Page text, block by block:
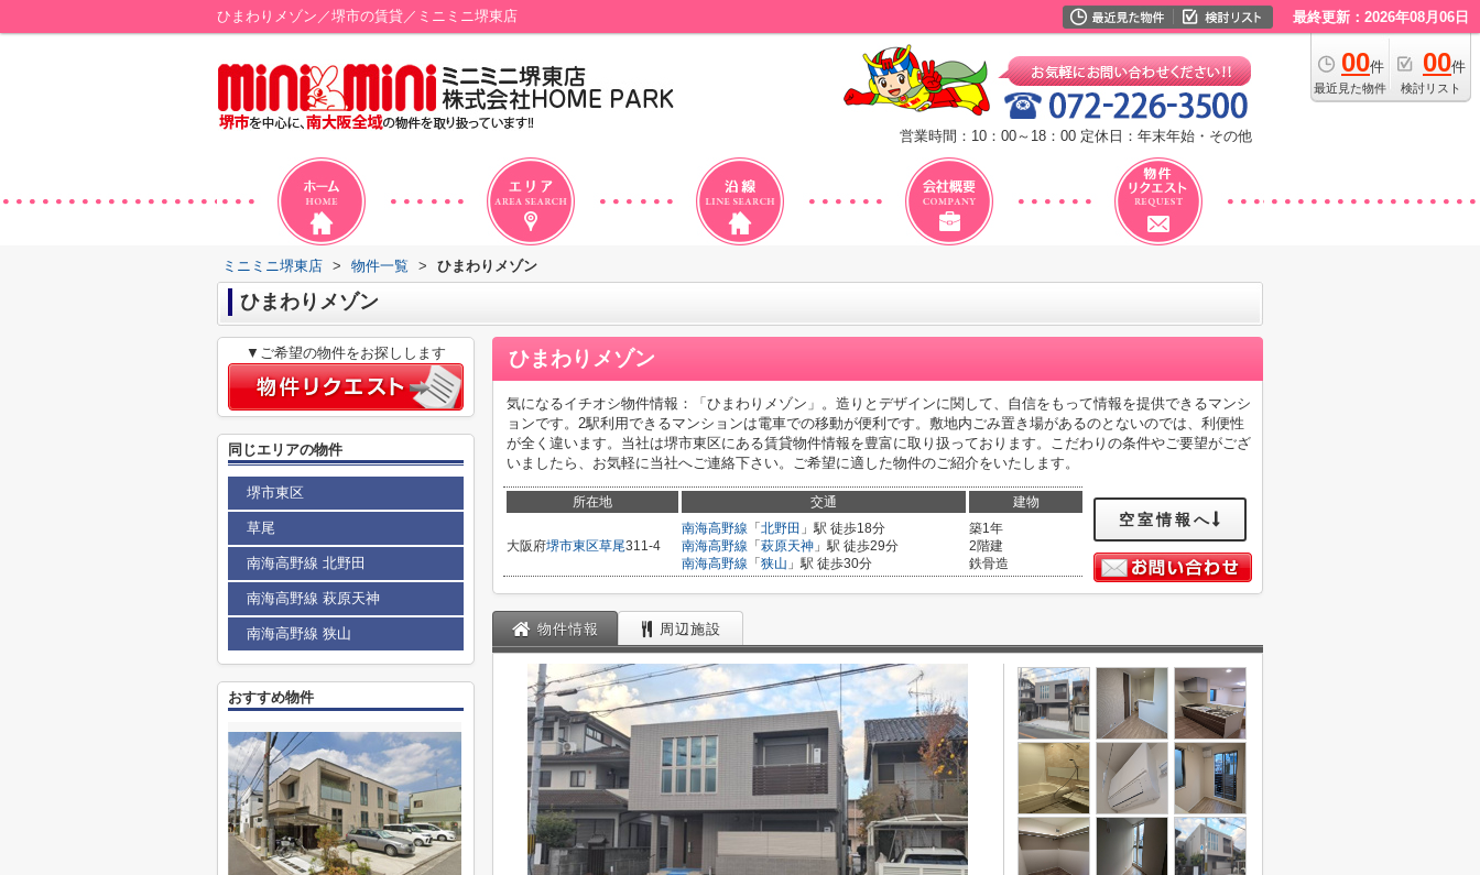
ひまわりメゾン／堺市の賃貸／ミニミニ堺東店 最終更新：2026年08月06日
00件
最近見た物件
00件
検討リスト
営業時間：10：00～18：00 定休日：年末年始・その他
ミニミニ堺東店 > 物件一覧 > ひまわりメゾン
ひまわりメゾン
ひまわりメゾン
気になるイチオシ物件情報：「ひまわりメゾン」。造りとデザインに関して、自信をもって情報を提供できるマンシ
ョンです。2駅利用できるマンションは電車での移動が便利です。敷地内ごみ置き場があるのとないのでは、利便性
が全く違います。当社は堺市東区にある賃貸物件情報を豊富に取り扱っております。こだわりの条件やご要望がござ
いましたら、お気軽に当社へご連絡下さい。ご希望に適した物件のご紹介をいたします。
所在地 交通 建物
大阪府堺市東区草尾311-4
南海高野線 「 北野田 」駅 徒歩18分
南海高野線 「 萩原天神 」駅 徒歩29分
南海高野線 「 狭山 」駅 徒歩30分
築1年
2階建
鉄骨造
空室情報へ
物件情報 周辺施設
▼ご希望の物件をお探しします
同じエリアの物件
堺市東区
草尾
南海高野線 北野田
南海高野線 萩原天神
南海高野線 狭山
おすすめ物件